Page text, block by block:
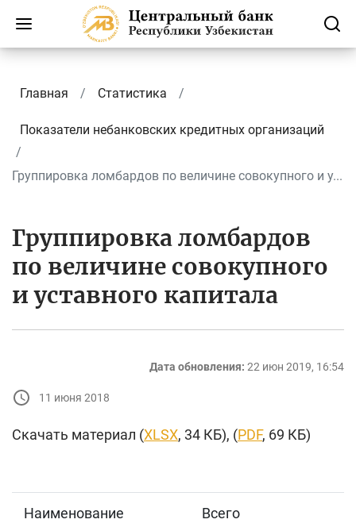
Главная Статистика
Показатели небанковских кредитных организаций
Группировка ломбардов по величине совокупного и у...
Группировка ломбардов
по величине совокупного
и уставного капитала
Дата обновления: 22 июн 2019, 16:54
11 июня 2018
Скачать материал (XLSX, 34 КБ), (PDF, 69 КБ)
Наименование
Всего